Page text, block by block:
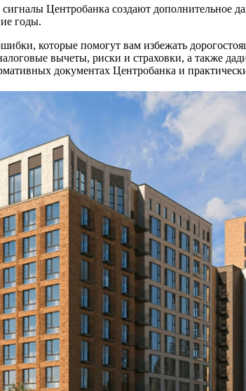
Центробанка создают дополнительное
годы.
которые помогут вам избежать
вычеты, риски и страховки, а также
документах Центробанка и